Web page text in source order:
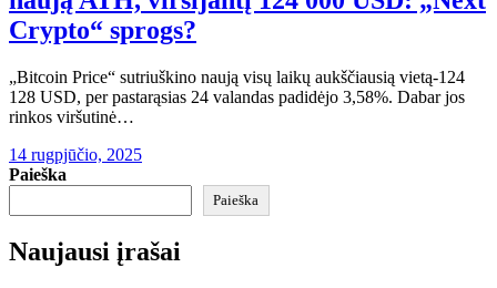
Crypto“ sprogs?
„Bitcoin Price“ sutriuškino naują visų laikų aukščiausią vietą-124
128 USD, per pastarąsias 24 valandas padidėjo 3,58%. Dabar jos
rinkos viršutinė…
14 rugpjūčio, 2025
Paieška
Paieška
Naujausi įrašai